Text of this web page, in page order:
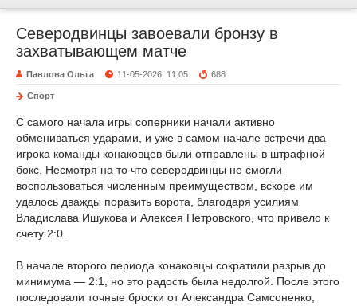
Северодвинцы завоевали бронзу в
захватывающем матче
Павлова Ольга 11-05-2026, 11:05 688
Спорт
С самого начала игры соперники начали активно
обмениваться ударами, и уже в самом начале встречи два
игрока команды конаковцев были отправлены в штрафной
бокс. Несмотря на то что северодвинцы не смогли
воспользоваться численным преимуществом, вскоре им
удалось дважды поразить ворота, благодаря усилиям
Владислава Ишукова и Алексея Петровского, что привело к
счету 2:0.
В начале второго периода конаковцы сократили разрыв до
минимума — 2:1, но это радость была недолгой. После этого
последовали точные броски от Александра Самсоненко,